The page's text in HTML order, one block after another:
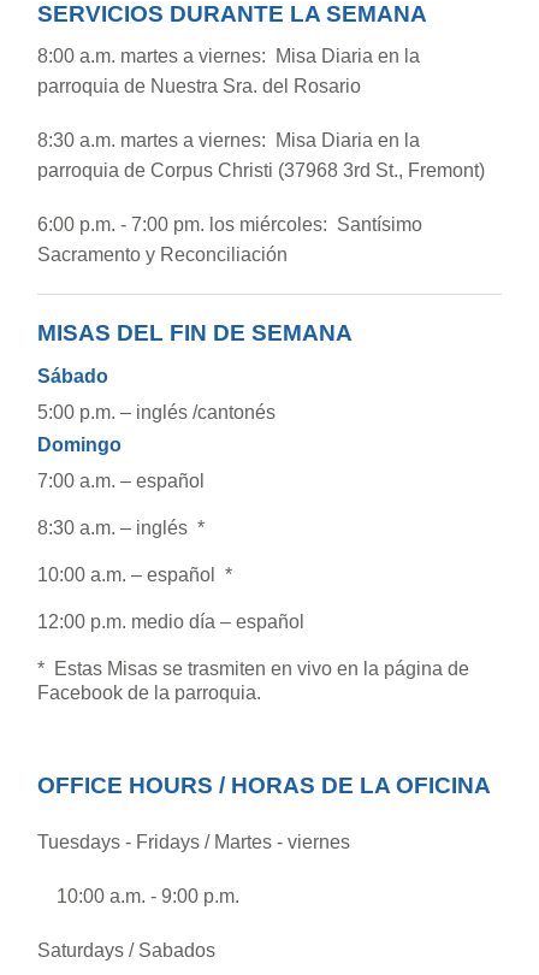
SERVICIOS DURANTE LA SEMANA
8:00 a.m. martes a viernes: Misa Diaria en la
parroquia de Nuestra Sra. del Rosario
8:30 a.m. martes a viernes: Misa Diaria en la
parroquia de Corpus Christi (37968 3rd St., Fremont)
6:00 p.m. - 7:00 pm. los miércoles: Santísimo
Sacramento y Reconciliación
MISAS DEL FIN DE SEMANA
Sábado
5:00 p.m. – inglés /cantonés
Domingo
7:00 a.m. – español
8:30 a.m. – inglés *
10:00 a.m. – español *
12:00 p.m. medio día – español
* Estas Misas se trasmiten en vivo en la página de
Facebook de la parroquia.
OFFICE HOURS / HORAS DE LA OFICINA
Tuesdays - Fridays / Martes - viernes
10:00 a.m. - 9:00 p.m.
Saturdays / Sabados